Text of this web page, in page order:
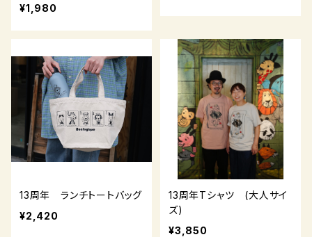
¥1,980
13周年 ランチトートバッグ
¥2,420
13周年Tシャツ (大人サイ
ズ)
¥3,850